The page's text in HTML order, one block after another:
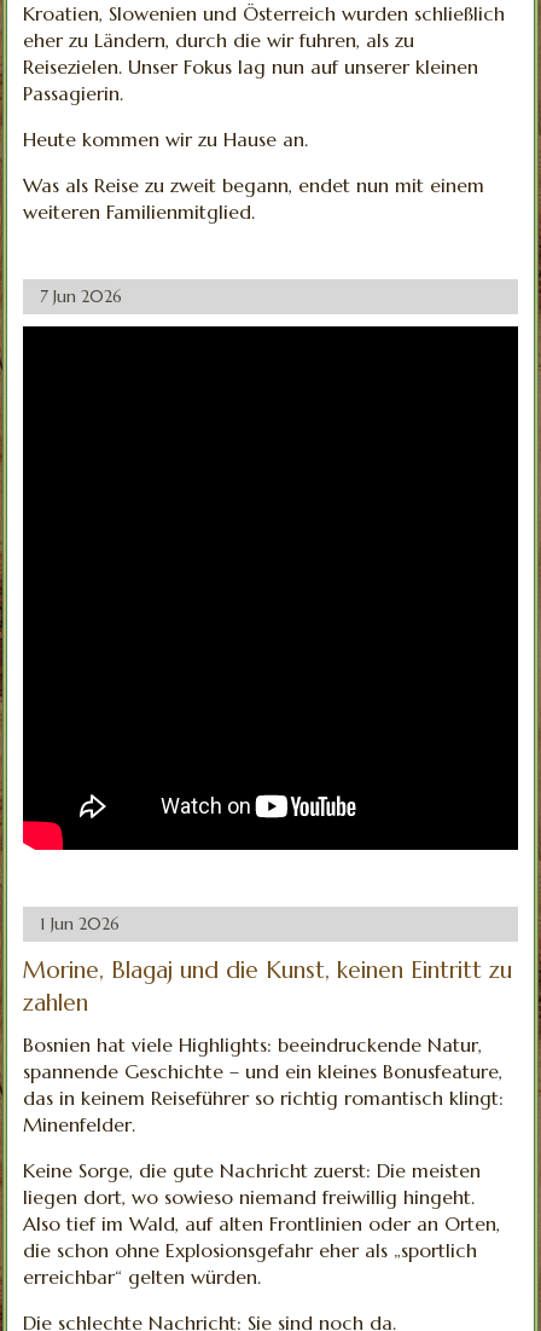
Kroatien, Slowenien und Österreich wurden schließlich
eher zu Ländern, durch die wir fuhren, als zu
Reisezielen. Unser Fokus lag nun auf unserer kleinen
Passagierin.
Heute kommen wir zu Hause an.
Was als Reise zu zweit begann, endet nun mit einem
weiteren Familienmitglied.
7 Jun 2026
1 Jun 2026
Morine, Blagaj und die Kunst, keinen Eintritt zu
zahlen
Bosnien hat viele Highlights: beeindruckende Natur,
spannende Geschichte – und ein kleines Bonusfeature,
das in keinem Reiseführer so richtig romantisch klingt:
Minenfelder.
Keine Sorge, die gute Nachricht zuerst: Die meisten
liegen dort, wo sowieso niemand freiwillig hingeht.
Also tief im Wald, auf alten Frontlinien oder an Orten,
die schon ohne Explosionsgefahr eher als „sportlich
erreichbar“ gelten würden.
Die schlechte Nachricht: Sie sind noch da.